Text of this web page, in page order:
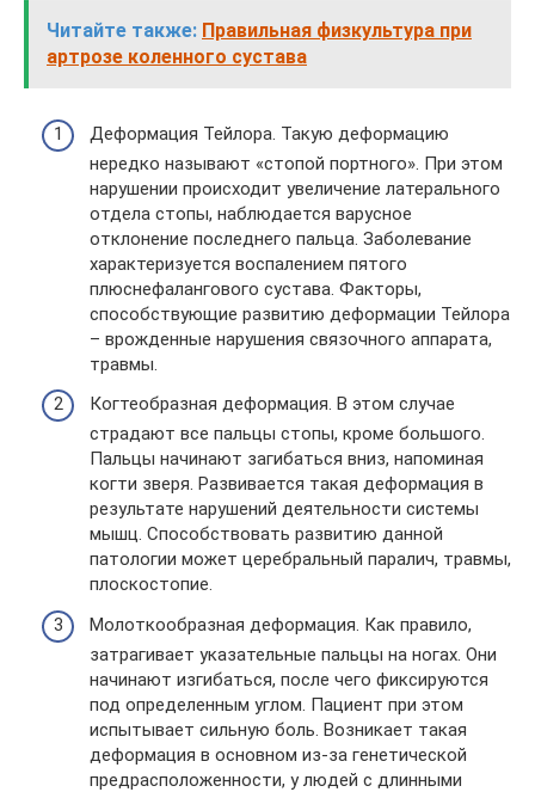
Читайте также: Правильная физкультура при
артрозе коленного сустава
Деформация Тейлора. Такую деформацию
нередко называют «стопой портного». При этом
нарушении происходит увеличение латерального
отдела стопы, наблюдается варусное
отклонение последнего пальца. Заболевание
характеризуется воспалением пятого
плюснефалангового сустава. Факторы,
способствующие развитию деформации Тейлора
– врожденные нарушения связочного аппарата,
травмы.
Когтеобразная деформация. В этом случае
страдают все пальцы стопы, кроме большого.
Пальцы начинают загибаться вниз, напоминая
когти зверя. Развивается такая деформация в
результате нарушений деятельности системы
мышц. Способствовать развитию данной
патологии может церебральный паралич, травмы,
плоскостопие.
Молоткообразная деформация. Как правило,
затрагивает указательные пальцы на ногах. Они
начинают изгибаться, после чего фиксируются
под определенным углом. Пациент при этом
испытывает сильную боль. Возникает такая
деформация в основном из-за генетической
предрасположенности, у людей с длинными